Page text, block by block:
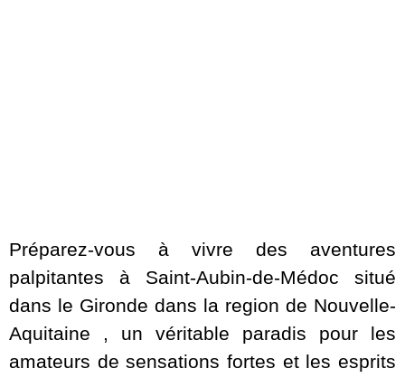
Préparez-vous à vivre des aventures
palpitantes à Saint-Aubin-de-Médoc situé
dans le Gironde dans la region de Nouvelle-
Aquitaine , un véritable paradis pour les
amateurs de sensations fortes et les esprits